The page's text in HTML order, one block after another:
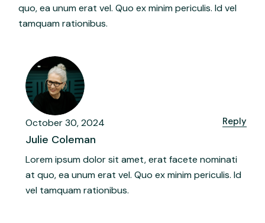
quo, ea unum erat vel. Quo ex minim periculis. Id vel
tamquam rationibus.
October 30, 2024 Reply
Julie Coleman
Lorem ipsum dolor sit amet, erat facete nominati
at quo, ea unum erat vel. Quo ex minim periculis. Id
vel tamquam rationibus.